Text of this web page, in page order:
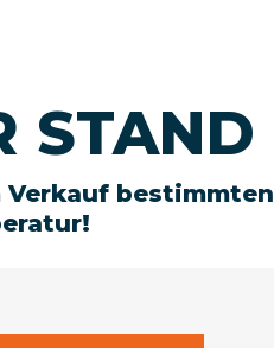
Verkauf bestimmten